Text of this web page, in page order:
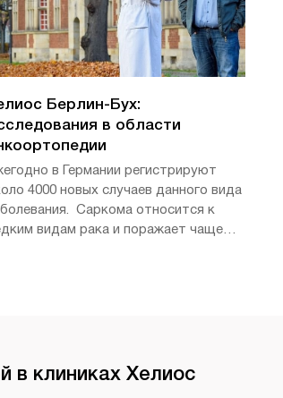
Берлин-Бух:
в области
в Германии регистрируют
4000 новых случаев данного вида
Саркома относится к
видам рака и поражает чаще
в клиниках Хелиос